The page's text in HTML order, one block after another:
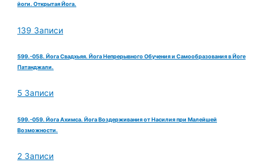
йоги. Открытая Йога.
139 Записи
599.-058. Йога Свадхьяя. Йога Непрерывного Обучения и Самообразования в Йоге
Патанджали.
5 Записи
599.-059. Йога Ахимса. Йога Воздерживания от Насилия при Малейшей
Возможности.
2 Записи